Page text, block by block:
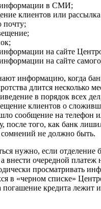
информации в СМИ;
клиентов или
почту;
на сайте
на сайте
информацию, когда
длится несколько
в порядок всех
клиентов о
сообщение на телефон
после того, как банк
сомнений не должно быть.
нужно, если отделение
внести очередной платеж
просматривать
в «черном списке»
погашение кредита лежит